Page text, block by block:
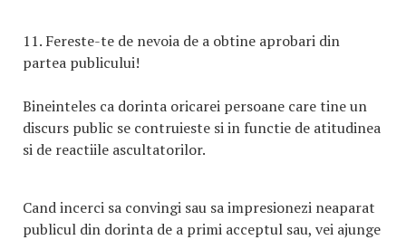
11. Fereste-te de nevoia de a obtine aprobari din
partea publicului!
Bineinteles ca dorinta oricarei persoane care tine un
discurs public se contruieste si in functie de atitudinea
si de reactiile ascultatorilor.
Cand incerci sa convingi sau sa impresionezi neaparat
publicul din dorinta de a primi acceptul sau, vei ajunge